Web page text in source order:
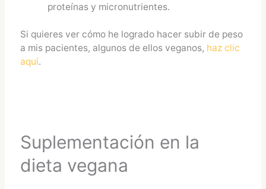
proteínas y micronutrientes.
Si quieres ver cómo he logrado hacer subir de peso
a mis pacientes, algunos de ellos veganos, haz clic
aquí.
Suplementación en la
dieta vegana